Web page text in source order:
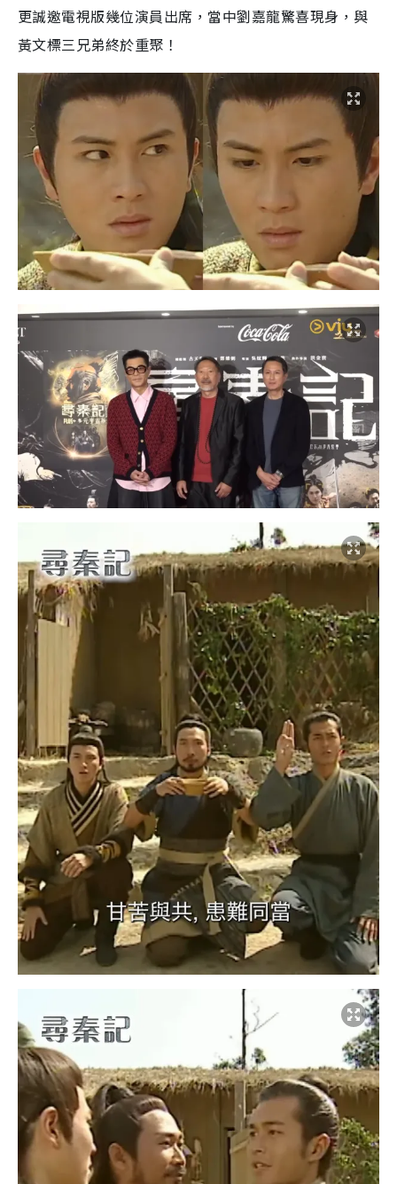
更誠邀電視版幾位演員出席，當中劉嘉龍驚喜現身，與
黃文標三兄弟終於重聚！